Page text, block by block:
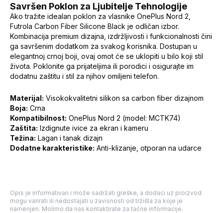
Savršen Poklon za Ljubitelje Tehnologije
Ako tražite idealan poklon za vlasnike OnePlus Nord 2,
Futrola Carbon Fiber Silicone Black je odličan izbor.
Kombinacija premium dizajna, izdržljivosti i funkcionalnosti čini
ga savršenim dodatkom za svakog korisnika. Dostupan u
elegantnoj crnoj boji, ovaj omot će se uklopiti u bilo koji stil
života. Poklonite ga prijateljima ili porodici i osigurajte im
dodatnu zaštitu i stil za njihov omiljeni telefon.
Materijal: Visokokvalitetni silikon sa carbon fiber dizajnom
Boja: Crna
Kompatibilnost: OnePlus Nord 2 (model: MCTK74)
Zaštita: Izdignute ivice za ekran i kameru
Težina: Lagan i tanak dizajn
Dodatne karakteristike: Anti-klizanje, otporan na udarce
Opis je informativan i može sadržati greške, a dodaci uz proizvod
mogu varirati ili nedostajati u zavisnosti od tržišta za koje je
namenjen. Molimo da nas kontaktirate za tačne informacije.